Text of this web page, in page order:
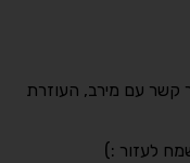
קשר עם מירב, העוזרת
לעזור :)